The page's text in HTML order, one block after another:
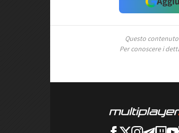
Questo
Per conoscere i